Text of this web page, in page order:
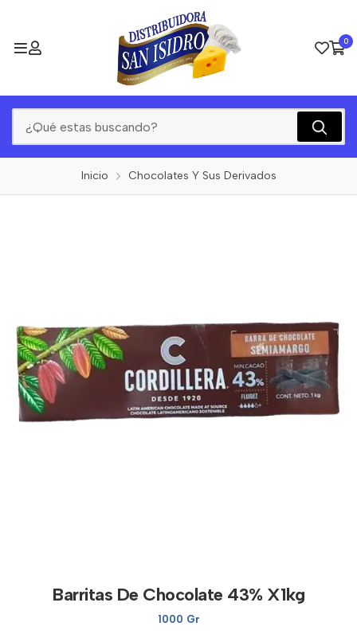
0
Inicio Chocolates Y Sus Derivados
Barritas De Chocolate 43% X1kg
1000 Gr